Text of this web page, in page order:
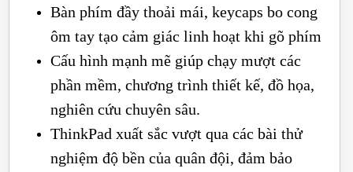
Bàn phím đầy thoải mái, keycaps bo cong
ôm tay tạo cảm giác linh hoạt khi gõ phím
Cấu hình mạnh mẽ giúp chạy mượt các
phần mềm, chương trình thiết kế, đồ họa,
nghiên cứu chuyên sâu.
ThinkPad xuất sắc vượt qua các bài thử
nghiệm độ bền của quân đội, đảm bảo